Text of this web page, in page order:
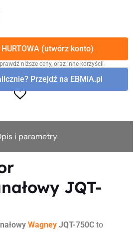
HURTOWA (utwórz konto)
niższe ceny, oraz inne korzyści!
Przejdź na EBMiA.pl
i parametry
JQT-
Wagney JQT-750C to